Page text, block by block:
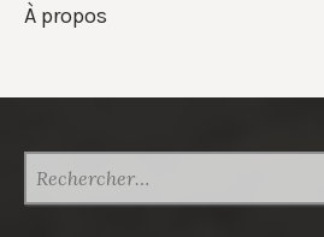
À propos